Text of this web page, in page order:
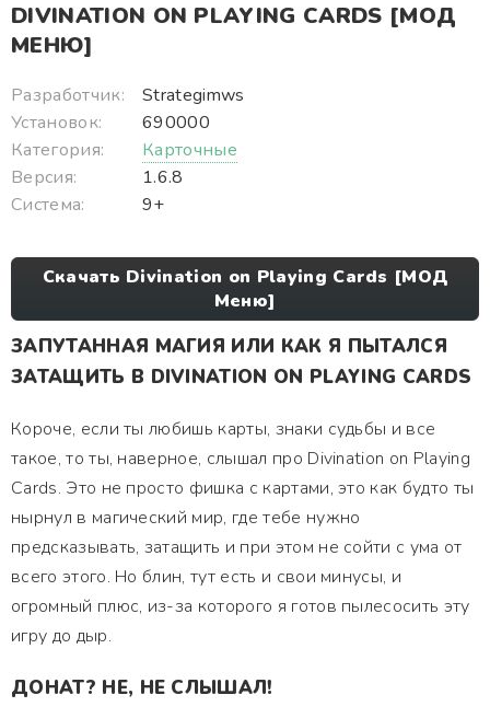
DIVINATION ON PLAYING CARDS [МОД
МЕНЮ]
Разработчик:
Strategimws
Установок:
690000
Категория:
Карточные
Версия:
1.6.8
Система:
9+
Скачать Divination on Playing Cards [МОД
Меню]
ЗАПУТАННАЯ МАГИЯ ИЛИ КАК Я ПЫТАЛСЯ
ЗАТАЩИТЬ В DIVINATION ON PLAYING CARDS
Короче, если ты любишь карты, знаки судьбы и все
такое, то ты, наверное, слышал про Divination on Playing
Cards. Это не просто фишка с картами, это как будто ты
нырнул в магический мир, где тебе нужно
предсказывать, затащить и при этом не сойти с ума от
всего этого. Но блин, тут есть и свои минусы, и
огромный плюс, из-за которого я готов пылесосить эту
игру до дыр.
ДОНАТ? НЕ, НЕ СЛЫШАЛ!